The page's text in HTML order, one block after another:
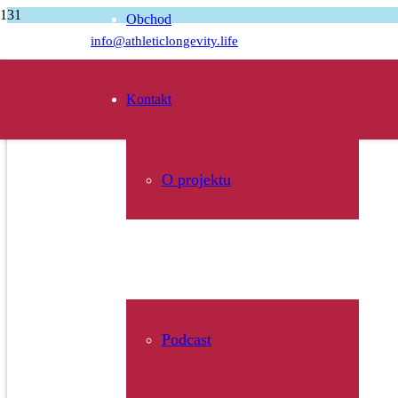
info@athleticlongevity.life
Obchod
Kontakt
O projektu
Podcast
Michal Navrátil – vlastní cestou mezi elitu světové série Red Bull